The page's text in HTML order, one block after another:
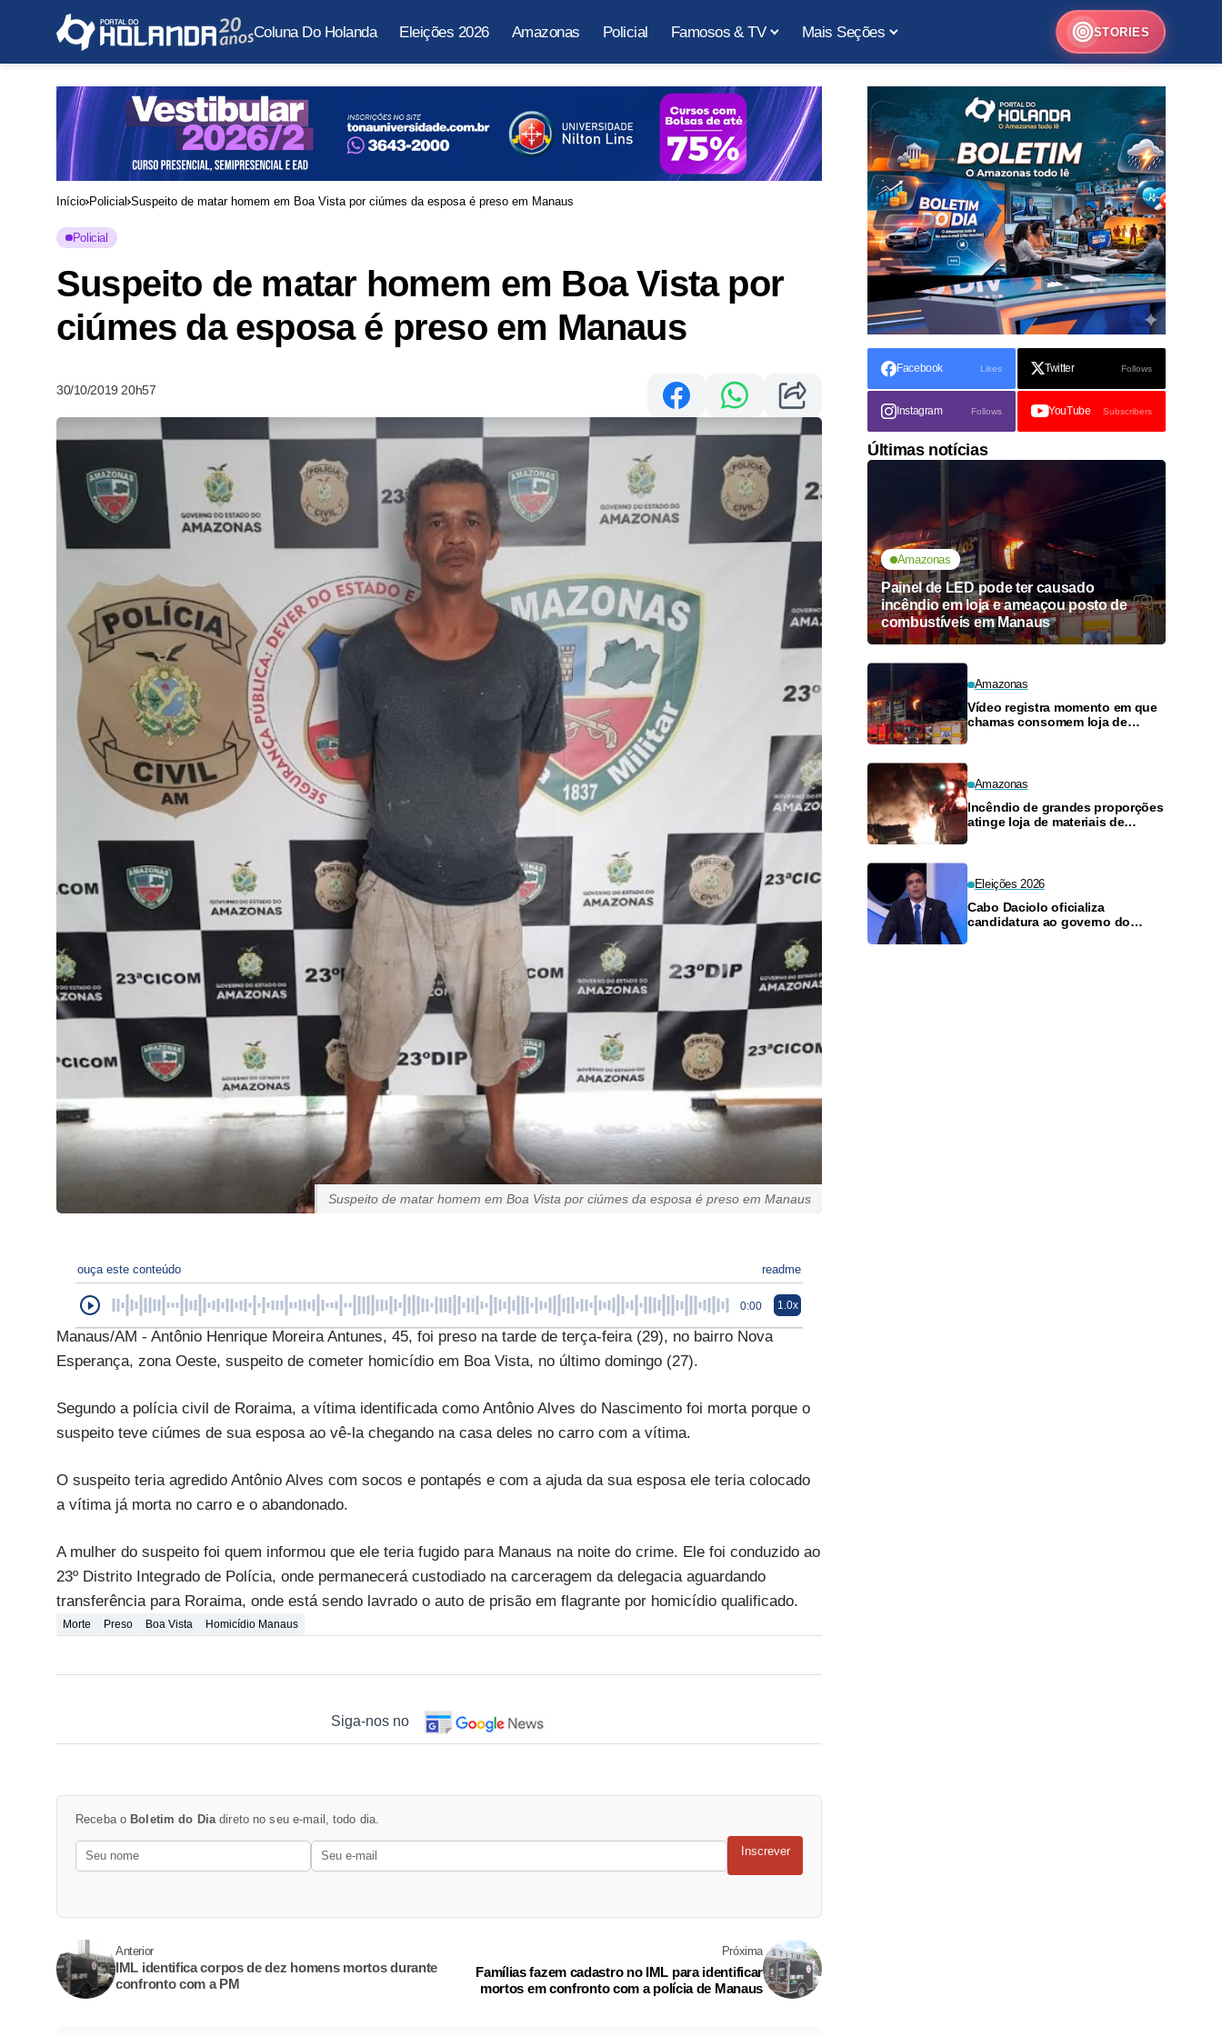
Coluna Do Holanda Eleições 2026 Amazonas Policial Famosos & TV Mais Seções STORIES
Início Policial Suspeito de matar homem em Boa Vista por ciúmes da esposa é preso em Manaus
Policial
Suspeito de matar homem em Boa Vista por
ciúmes da esposa é preso em Manaus
30/10/2019 20h57
Suspeito de matar homem em Boa Vista por ciúmes da esposa é preso em Manaus
ouça este conteúdo readme
0:00 1.0x
Manaus/AM - Antônio Henrique Moreira Antunes, 45, foi preso na tarde de terça-feira (29), no bairro Nova
Esperança, zona Oeste, suspeito de cometer homicídio em Boa Vista, no último domingo (27).
Segundo a polícia civil de Roraima, a vítima identificada como Antônio Alves do Nascimento foi morta porque o
suspeito teve ciúmes de sua esposa ao vê-la chegando na casa deles no carro com a vítima.
O suspeito teria agredido Antônio Alves com socos e pontapés e com a ajuda da sua esposa ele teria colocado
a vítima já morta no carro e o abandonado.
A mulher do suspeito foi quem informou que ele teria fugido para Manaus na noite do crime. Ele foi conduzido ao
23º Distrito Integrado de Polícia, onde permanecerá custodiado na carceragem da delegacia aguardando
transferência para Roraima, onde está sendo lavrado o auto de prisão em flagrante por homicídio qualificado.
Morte Preso Boa Vista Homicídio Manaus
Siga-nos no
Receba o Boletim do Dia direto no seu e-mail, todo dia.
Inscrever
Anterior
IML identifica corpos de dez homens mortos durante
confronto com a PM
Próxima
Famílias fazem cadastro no IML para identificar
mortos em confronto com a polícia de Manaus
Facebook Likes Twitter Follows
Instagram Follows YouTube Subscribers
Últimas notícias
Amazonas
Painel de LED pode ter causado
incêndio em loja e ameaçou posto de
combustíveis em Manaus
Amazonas
Vídeo registra momento em que
chamas consomem loja de
Amazonas
Incêndio de grandes proporções
atinge loja de materiais de
Eleições 2026
Cabo Daciolo oficializa
candidatura ao governo do